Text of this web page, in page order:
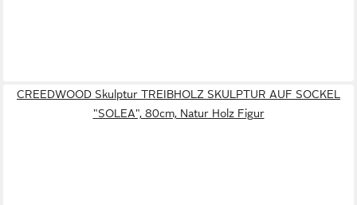
CREEDWOOD Skulptur TREIBHOLZ SKULPTUR AUF SOCKEL
"SOLEA", 80cm, Natur Holz Figur